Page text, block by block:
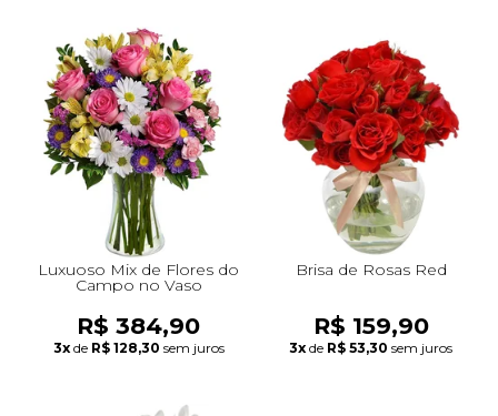
Luxuoso Mix de Flores do
Campo no Vaso
R$ 384,90
3x de R$ 128,30 sem juros
Brisa de Rosas Red
R$ 159,90
3x de R$ 53,30 sem juros